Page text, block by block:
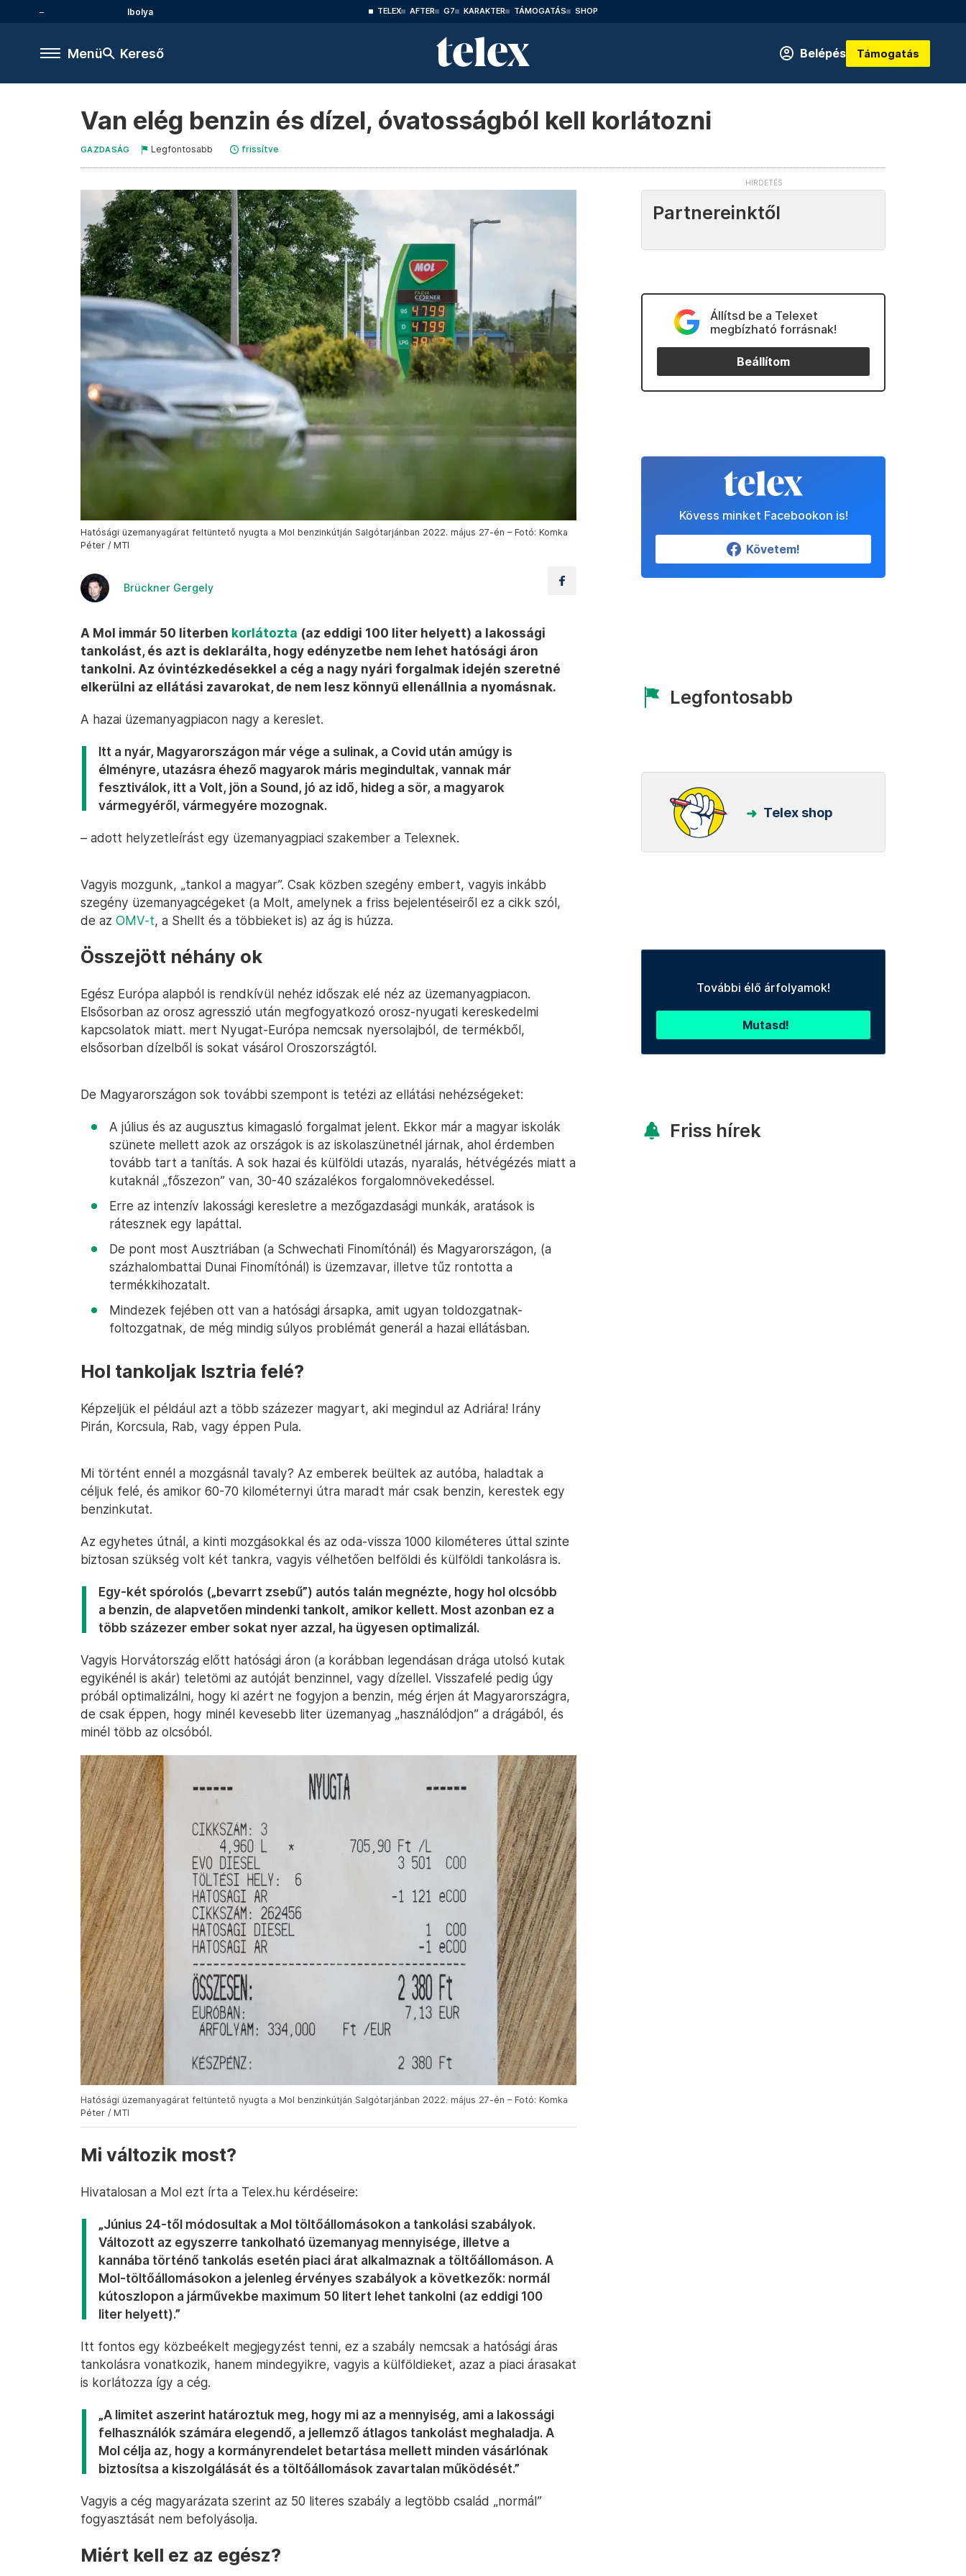
Ibolya TELEX AFTER G7 KARAKTER TÁMOGATÁS SHOP
Menü Kereső Belépés Támogatás
Van elég benzin és dízel, óvatosságból kell korlátozni
GAZDASÁG Legfontosabb frissítve
Hatósági üzemanyagárat feltüntető nyugta a Mol benzinkútján Salgótarjánban 2022. május 27-én – Fotó: Komka
Péter / MTI
Brückner Gergely
A Mol immár 50 literben korlátozta (az eddigi 100 liter helyett) a lakossági
tankolást, és azt is deklarálta, hogy edényzetbe nem lehet hatósági áron
tankolni. Az óvintézkedésekkel a cég a nagy nyári forgalmak idején szeretné
elkerülni az ellátási zavarokat, de nem lesz könnyű ellenállnia a nyomásnak.
A hazai üzemanyagpiacon nagy a kereslet.
Itt a nyár, Magyarországon már vége a sulinak, a Covid után amúgy is
élményre, utazásra éhező magyarok máris megindultak, vannak már
fesztiválok, itt a Volt, jön a Sound, jó az idő, hideg a sör, a magyarok
vármegyéről, vármegyére mozognak.
– adott helyzetleírást egy üzemanyagpiaci szakember a Telexnek.
Vagyis mozgunk, „tankol a magyar”. Csak közben szegény embert, vagyis inkább
szegény üzemanyagcégeket (a Molt, amelynek a friss bejelentéseiről ez a cikk szól,
de az OMV-t, a Shellt és a többieket is) az ág is húzza.
Összejött néhány ok
Egész Európa alapból is rendkívül nehéz időszak elé néz az üzemanyagpiacon.
Elsősorban az orosz agresszió után megfogyatkozó orosz-nyugati kereskedelmi
kapcsolatok miatt. mert Nyugat-Európa nemcsak nyersolajból, de termékből,
elsősorban dízelből is sokat vásárol Oroszországtól.
De Magyarországon sok további szempont is tetézi az ellátási nehézségeket:
A július és az augusztus kimagasló forgalmat jelent. Ekkor már a magyar iskolák
szünete mellett azok az országok is az iskolaszünetnél járnak, ahol érdemben
tovább tart a tanítás. A sok hazai és külföldi utazás, nyaralás, hétvégézés miatt a
kutaknál „főszezon” van, 30-40 százalékos forgalomnövekedéssel.
Erre az intenzív lakossági keresletre a mezőgazdasági munkák, aratások is
rátesznek egy lapáttal.
De pont most Ausztriában (a Schwechati Finomítónál) és Magyarországon, (a
százhalombattai Dunai Finomítónál) is üzemzavar, illetve tűz rontotta a
termékkihozatalt.
Mindezek fejében ott van a hatósági ársapka, amit ugyan toldozgatnak-
foltozgatnak, de még mindig súlyos problémát generál a hazai ellátásban.
Hol tankoljak Isztria felé?
Képzeljük el például azt a több százezer magyart, aki megindul az Adriára! Irány
Pirán, Korcsula, Rab, vagy éppen Pula.
Mi történt ennél a mozgásnál tavaly? Az emberek beültek az autóba, haladtak a
céljuk felé, és amikor 60-70 kilométernyi útra maradt már csak benzin, kerestek egy
benzinkutat.
Az egyhetes útnál, a kinti mozgásokkal és az oda-vissza 1000 kilométeres úttal szinte
biztosan szükség volt két tankra, vagyis vélhetően belföldi és külföldi tankolásra is.
Egy-két spórolós („bevarrt zsebű”) autós talán megnézte, hogy hol olcsóbb
a benzin, de alapvetően mindenki tankolt, amikor kellett. Most azonban ez a
több százezer ember sokat nyer azzal, ha ügyesen optimalizál.
Vagyis Horvátország előtt hatósági áron (a korábban legendásan drága utolsó kutak
egyikénél is akár) teletömi az autóját benzinnel, vagy dízellel. Visszafelé pedig úgy
próbál optimalizálni, hogy ki azért ne fogyjon a benzin, még érjen át Magyarországra,
de csak éppen, hogy minél kevesebb liter üzemanyag „használódjon” a drágából, és
minél több az olcsóból.
Hatósági üzemanyagárat feltüntető nyugta a Mol benzinkútján Salgótarjánban 2022. május 27-én – Fotó: Komka
Péter / MTI
Mi változik most?
Hivatalosan a Mol ezt írta a Telex.hu kérdéseire:
„Június 24-től módosultak a Mol töltőállomásokon a tankolási szabályok.
Változott az egyszerre tankolható üzemanyag mennyisége, illetve a
kannába történő tankolás esetén piaci árat alkalmaznak a töltőállomáson. A
Mol-töltőállomásokon a jelenleg érvényes szabályok a következők: normál
kútoszlopon a járművekbe maximum 50 litert lehet tankolni (az eddigi 100
liter helyett).”
Itt fontos egy közbeékelt megjegyzést tenni, ez a szabály nemcsak a hatósági áras
tankolásra vonatkozik, hanem mindegyikre, vagyis a külföldieket, azaz a piaci árasakat
is korlátozza így a cég.
„A limitet aszerint határoztuk meg, hogy mi az a mennyiség, ami a lakossági
felhasználók számára elegendő, a jellemző átlagos tankolást meghaladja. A
Mol célja az, hogy a kormányrendelet betartása mellett minden vásárlónak
biztosítsa a kiszolgálását és a töltőállomások zavartalan működését.”
Vagyis a cég magyarázata szerint az 50 literes szabály a legtöbb család „normál”
fogyasztását nem befolyásolja.
Miért kell ez az egész?
Partnereinktől
Állítsd be a Telexet
megbízható forrásnak!
Beállítom
Kövess minket Facebookon is!
Követem!
Legfontosabb
Telex shop
További élő árfolyamok!
Mutasd!
Friss hírek